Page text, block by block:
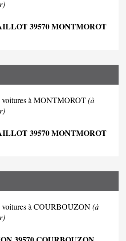
39570 MONTMOROT
voitures à MONTMOROT(à
39570 MONTMOROT
voitures à COURBOUZON(à